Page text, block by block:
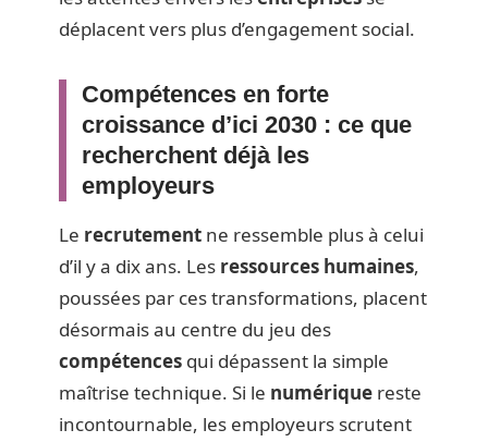
déplacent vers plus d’engagement social.
Compétences en forte
croissance d’ici 2030 : ce que
recherchent déjà les
employeurs
Le recrutement ne ressemble plus à celui
d’il y a dix ans. Les ressources humaines,
poussées par ces transformations, placent
désormais au centre du jeu des
compétences qui dépassent la simple
maîtrise technique. Si le numérique reste
incontournable, les employeurs scrutent